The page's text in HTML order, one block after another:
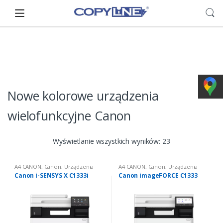
navigation
content
Nowe kolorowe urządzenia
wielofunkcyjne Canon
Wyświetlanie wszystkich wyników: 23
A4 CANON, Canon, Urządzenia
wielofunkcyjne nowe,Urządzenia
wielofunkcyjne nowe: kolorowe
Canon i-SENSYS X C1333i
A4 CANON, Canon, Urządzenia
wielofunkcyjne nowe,Urządzenia
wielofunkcyjne nowe: kolorowe
Canon imageFORCE C1333